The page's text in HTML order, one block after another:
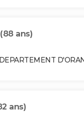
(88 ans)
ans)